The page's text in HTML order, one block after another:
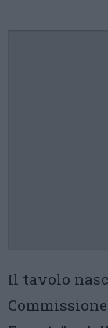
Il tavolo